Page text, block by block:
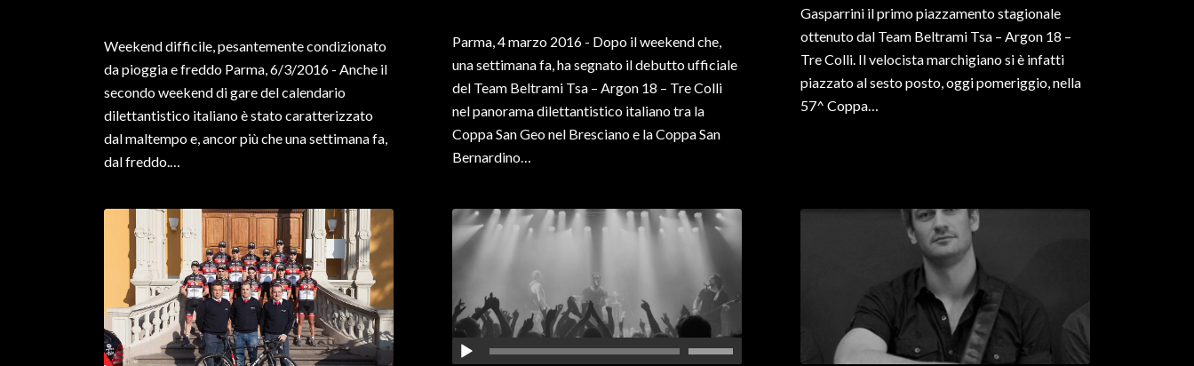
Weekend difficile, pesantemente condizionato
da pioggia e freddo Parma, 6/3/2016 - Anche il
secondo weekend di gare del calendario
dilettantistico italiano è stato caratterizzato
dal maltempo e, ancor più che una settimana fa,
dal freddo.…
Parma, 4 marzo 2016 - Dopo il weekend che,
una settimana fa, ha segnato il debutto ufficiale
del Team Beltrami Tsa – Argon 18 – Tre Colli
nel panorama dilettantistico italiano tra la
Coppa San Geo nel Bresciano e la Coppa San
Bernardino…
Gasparrini il primo piazzamento stagionale
ottenuto dal Team Beltrami Tsa – Argon 18 –
Tre Colli. Il velocista marchigiano si è infatti
piazzato al sesto posto, oggi pomeriggio, nella
57^ Coppa…